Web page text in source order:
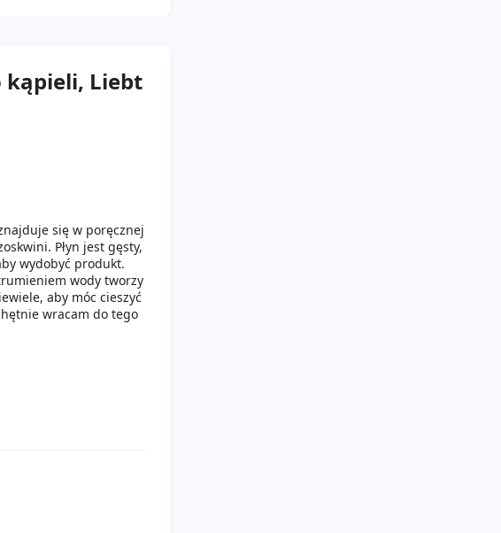
kąpieli, Liebt
się w poręcznej
Płyn jest gęsty,
wydobyć produkt.
wody tworzy
aby móc cieszyć
wracam do tego